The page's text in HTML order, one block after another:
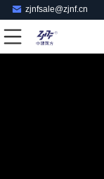
zjnfsale@zjnf.cn